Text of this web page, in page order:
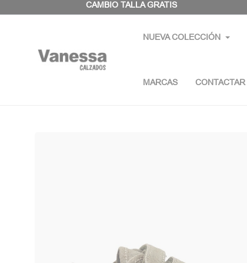
CAMBIO TALLA GRATIS
NUEVA COLECCIÓN
MARCAS CONTACTAR
Panel de gestión de cookies